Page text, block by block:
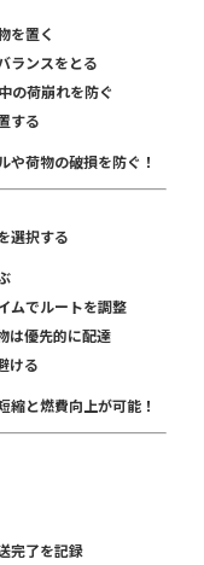
を置く
ランスをとる
の荷崩れを防ぐ
する
や荷物の破損を防ぐ！
選択する
ムでルートを調整
は優先的に配達
ける
縮と燃費向上が可能！
完了を記録